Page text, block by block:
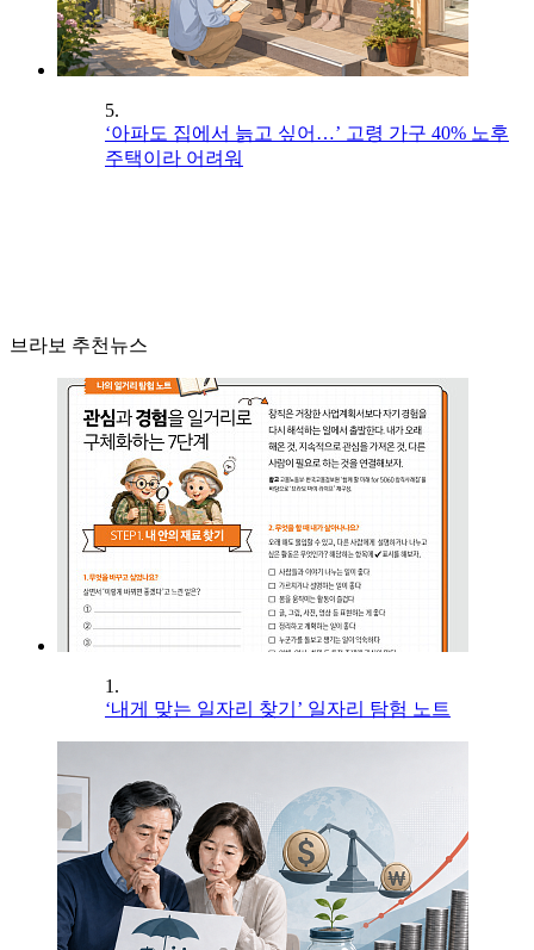
5.
‘아파도 집에서 늙고 싶어…’ 고령 가구 40% 노후
주택이라 어려워
브라보 추천뉴스
1.
‘내게 맞는 일자리 찾기’ 일자리 탐험 노트